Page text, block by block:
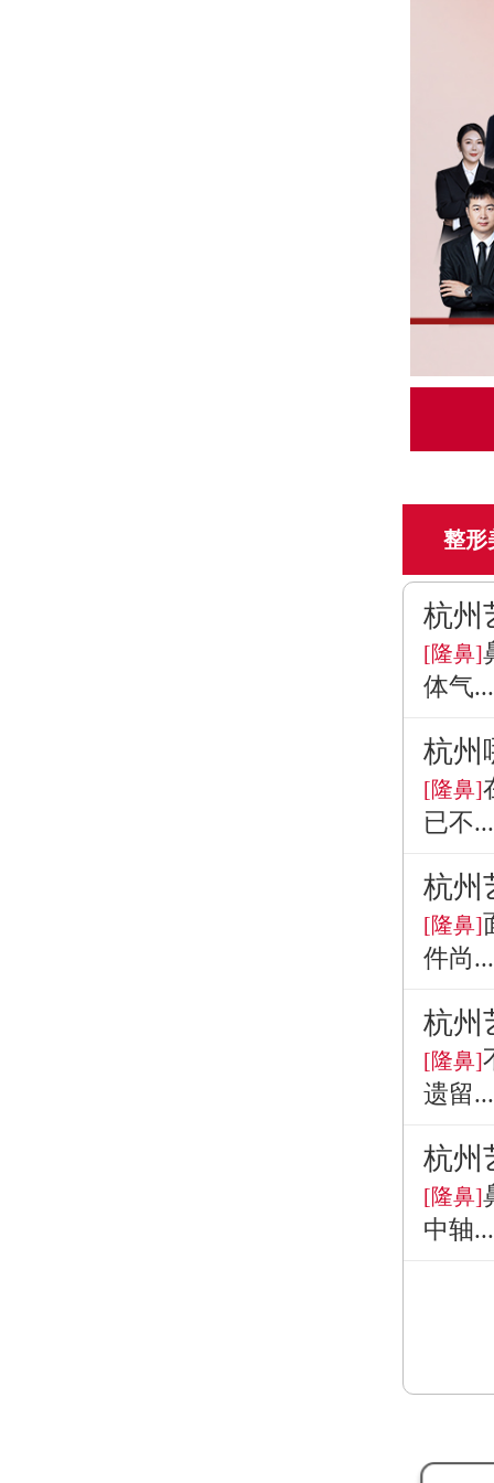
整形
杭州
[隆鼻]
体气...
杭州
[隆鼻]
已不...
杭州
[隆鼻]
件尚...
杭州
[隆鼻]
遗留...
杭州
[隆鼻]
中轴...